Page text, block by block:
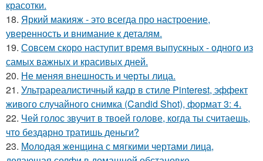
красотки.
18. Яркий макияж - это всегда про настроение,
уверенность и внимание к деталям.
19. Совсем скоро наступит время выпускных - одного из
самых важных и красивых дней.
20. Не меняя внешность и черты лица.
21. Ультрареалистичный кадр в стиле Pinterest, эффект
живого случайного снимка (Candid Shot), формат 3: 4.
22. Чей голос звучит в твоей голове, когда ты считаешь,
что бездарно тратишь деньги?
23. Молодая женщина с мягкими чертами лица,